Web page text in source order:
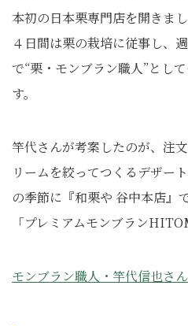
本初の日本栗専門店を開きま
４日間は栗の栽培に従事し、
で“栗・モンブラン職人”とし
す。
竿代さんが考案したのが、注
リームを絞ってつくるデザー
の季節に『和栗や 谷中本店』
「プレミアムモンブラン
モンブラン職人・竿代信也さ